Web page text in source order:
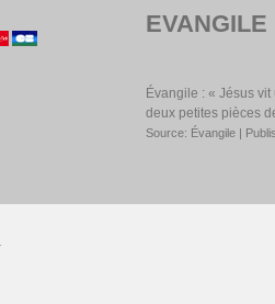
Évangile : « Jésus
deux petites pièces
Source: Évangile